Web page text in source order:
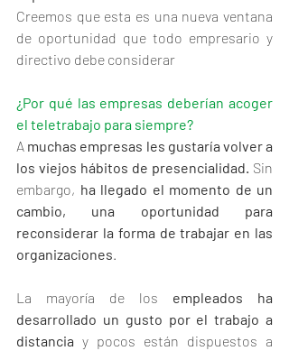
Creemos que esta es una nueva ventana
de oportunidad que todo empresario y
directivo debe considerar
¿Por qué las empresas deberían acoger
el teletrabajo para siempre?
A muchas empresas les gustaría volver a
los viejos hábitos de presencialidad. Sin
embargo, ha llegado el momento de un
cambio, una oportunidad para
reconsiderar la forma de trabajar en las
organizaciones.
La mayoría de los empleados ha
desarrollado un gusto por el trabajo a
distancia y pocos están dispuestos a